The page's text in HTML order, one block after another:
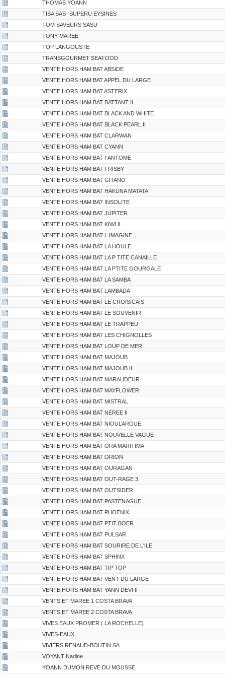
THOMAS YOANN
TISA SAS- SUPERU EYSINES
TOM SAVEURS SASU
TONY MAREE
TOP LANGOUSTE
TRANSGOURMET SEAFOOD
VENTE HORS HAM BAT ABSIDE
VENTE HORS HAM BAT APPEL DU LARGE
VENTE HORS HAM BAT ASTERIX
VENTE HORS HAM BAT BATTANT II
VENTE HORS HAM BAT BLACK AND WHITE
VENTE HORS HAM BAT BLACK PEARL II
VENTE HORS HAM BAT CLARWAN
VENTE HORS HAM BAT CYANN
VENTE HORS HAM BAT FANTOME
VENTE HORS HAM BAT FRISBY
VENTE HORS HAM BAT GITANO
VENTE HORS HAM BAT HAKUNA MATATA
VENTE HORS HAM BAT INSOLITE
VENTE HORS HAM BAT JUPITER
VENTE HORS HAM BAT KIWI II
VENTE HORS HAM BAT L IMAGINE
VENTE HORS HAM BAT LA HOULE
VENTE HORS HAM BAT LA P TITE CANAILLE
VENTE HORS HAM BAT LA PTITE GOURGALE
VENTE HORS HAM BAT LA SAMBA
VENTE HORS HAM BAT LAMBADA
VENTE HORS HAM BAT LE CROISICAIS
VENTE HORS HAM BAT LE SOUVENIR
VENTE HORS HAM BAT LE TRAPPEU
VENTE HORS HAM BAT LES CHIGNOLLES
VENTE HORS HAM BAT LOUP DE MER
VENTE HORS HAM BAT MAJOUB
VENTE HORS HAM BAT MAJOUB II
VENTE HORS HAM BAT MARAUDEUR
VENTE HORS HAM BAT MAYFLOWER
VENTE HORS HAM BAT MISTRAL
VENTE HORS HAM BAT NEREE II
VENTE HORS HAM BAT NIOULARGUE
VENTE HORS HAM BAT NOUVELLE VAGUE
VENTE HORS HAM BAT ORA MARITIMA
VENTE HORS HAM BAT ORION
VENTE HORS HAM BAT OURAGAN
VENTE HORS HAM BAT OUT-RAGE 3
VENTE HORS HAM BAT OUTSIDER
VENTE HORS HAM BAT PASTENAGUE
VENTE HORS HAM BAT PHOENIX
VENTE HORS HAM BAT PTIT BOER
VENTE HORS HAM BAT PULSAR
VENTE HORS HAM BAT SOURIRE DE L'ILE
VENTE HORS HAM BAT SPHINX
VENTE HORS HAM BAT TIP TOP
VENTE HORS HAM BAT VENT DU LARGE
VENTE HORS HAM BAT YANN DEVI II
VENTS ET MAREE 1 COSTA BRAVA
VENTS ET MAREE 2 COSTA BRAVA
VIVES EAUX PROMER ( LA ROCHELLE)
VIVES-EAUX
VIVIERS RENAUD-BOUTIN SA
VOYANT Nadine
YOANN DUMON REVE DU MOUSSE